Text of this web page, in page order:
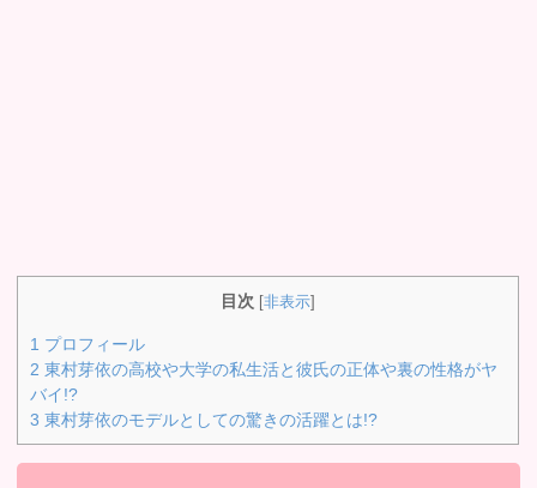
目次 [非表示]
1 プロフィール
2 東村芽依の高校や大学の私生活と彼氏の正体や裏の性格がヤ
バイ!?
3 東村芽依のモデルとしての驚きの活躍とは!?